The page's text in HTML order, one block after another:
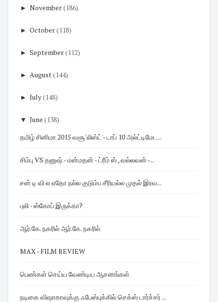
► November(186)
► October(118)
► September(112)
► August(144)
► July(148)
▼ June (138)
தமிழ் சினிமா 2015 வசூ'லிஸ்ட்'- டாப் 10 அல்ட்டிமேட...
சிம்பு VS தனுஷ் - மன்மதன் - ட்ரீம் ஸ் , வல்லவன் -...
சன் டி வி ல ஏதோ நல்ல குடும்ப சீரியல்ல முதல் இரவ...
புலி - ஸ்கோப் இருக்கா?
ஆர்.கே. நகரில் ஆர்.கே. நகரில்
MAX - FILM REVIEW
பெண்கள் செய்ய வேண்டிய ஆசனங்கள்
நடிகை விஷாகாவுக்கு ஃபேஸ்புக்கில் செக்ஸ் டார்ச்சர் ...